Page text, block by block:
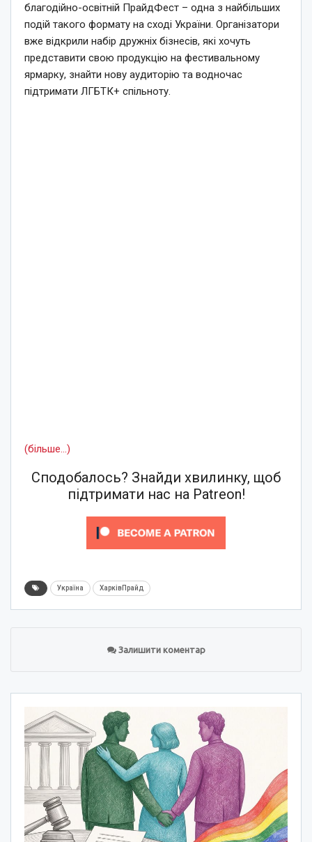
благодійно-освітній ПрайдФест – одна з найбільших
подій такого формату на сході України. Організатори
вже відкрили набір дружніх бізнесів, які хочуть
представити свою продукцію на фестивальному
ярмарку, знайти нову аудиторію та водночас
підтримати ЛГБТК+ спільноту.
(більше…)
Сподобалось? Знайди хвилинку, щоб
підтримати нас на Patreon!
Україна ХарківПрайд
Залишити коментар